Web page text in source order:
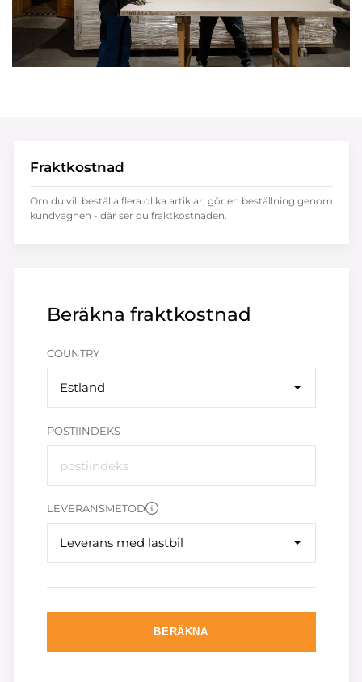
Beräkna fraktkostnad
COUNTRY
Estland
POSTIINDEKS
LEVERANSMETOD
Leverans med lastbil
BERÄKNA
Fraktkostnad
Om du vill beställa flera olika artiklar, gör en beställning genom
kundvagnen - där ser du fraktkostnaden.